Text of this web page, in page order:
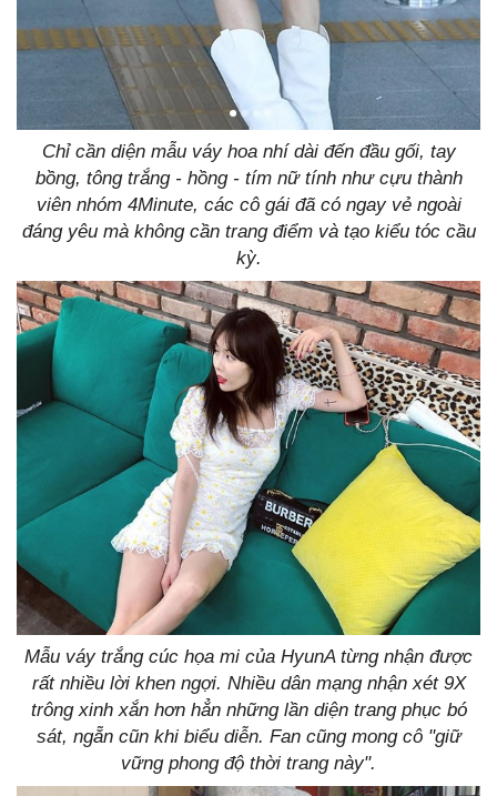
Chỉ cần diện mẫu váy hoa nhí dài đến đầu gối, tay
bồng, tông trắng - hồng - tím nữ tính như cựu thành
viên nhóm 4Minute, các cô gái đã có ngay vẻ ngoài
đáng yêu mà không cần trang điểm và tạo kiểu tóc cầu
kỳ.
Mẫu váy trắng cúc họa mi của HyunA từng nhận được
rất nhiều lời khen ngợi. Nhiều dân mạng nhận xét 9X
trông xinh xắn hơn hẳn những lần diện trang phục bó
sát, ngẵn cũn khi biểu diễn. Fan cũng mong cô "giữ
vững phong độ thời trang này".